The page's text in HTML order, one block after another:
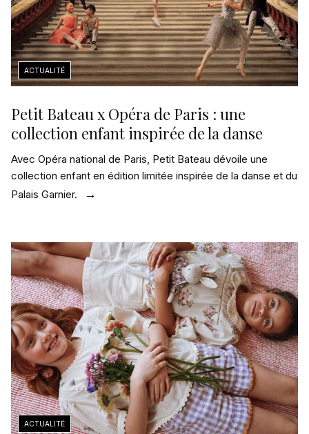
Petit Bateau x Opéra de Paris : une
collection enfant inspirée de la danse
Avec Opéra national de Paris, Petit Bateau dévoile une
collection enfant en édition limitée inspirée de la danse et du
Palais Garnier.